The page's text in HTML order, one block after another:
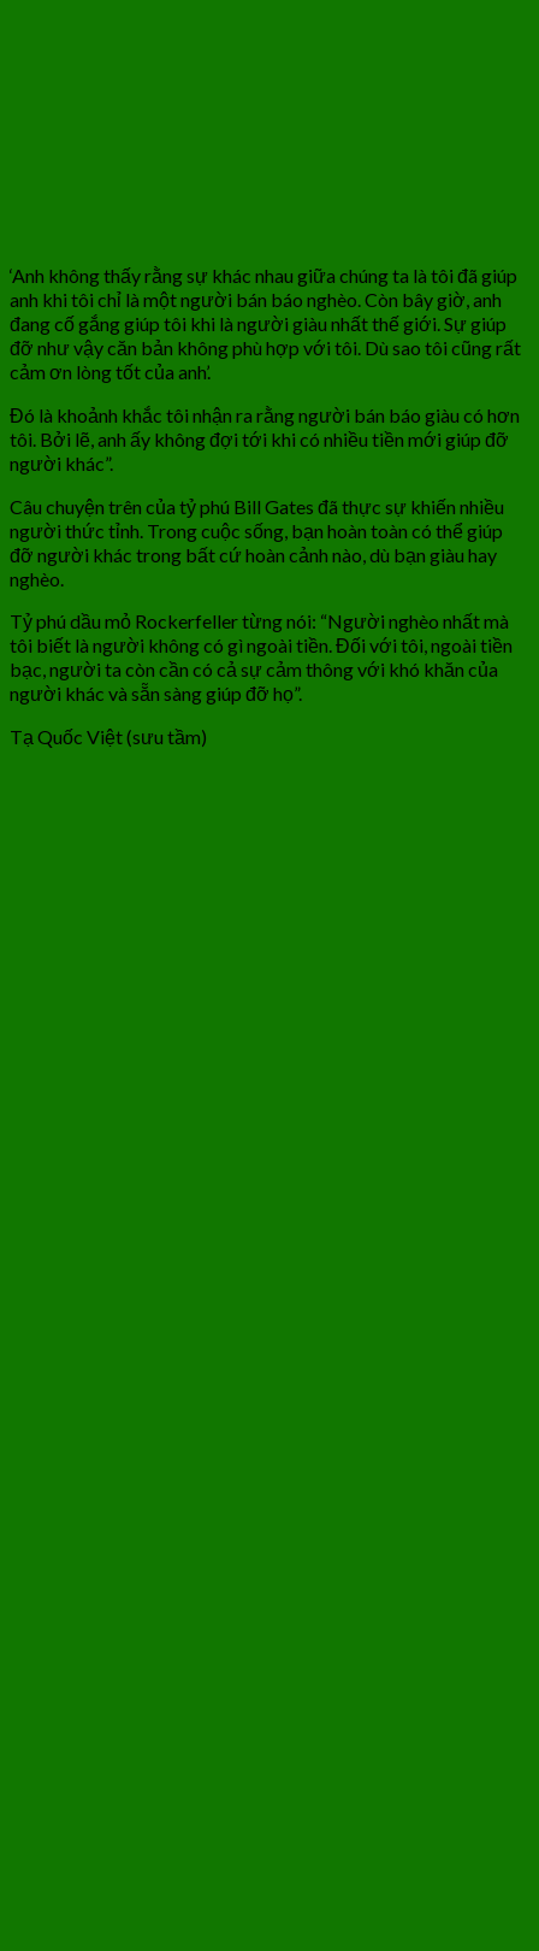
‘Anh không thấy rằng sự khác nhau giữa chúng ta là tôi đã giúp
anh khi tôi chỉ là một người bán báo nghèo. Còn bây giờ, anh
đang cố gắng giúp tôi khi là người giàu nhất thế giới. Sự giúp
đỡ như vậy căn bản không phù hợp với tôi. Dù sao tôi cũng rất
cảm ơn lòng tốt của anh’.
Đó là khoảnh khắc tôi nhận ra rằng người bán báo giàu có hơn
tôi. Bởi lẽ, anh ấy không đợi tới khi có nhiều tiền mới giúp đỡ
người khác”.
Câu chuyện trên của tỷ phú Bill Gates đã thực sự khiến nhiều
người thức tỉnh. Trong cuộc sống, bạn hoàn toàn có thể giúp
đỡ người khác trong bất cứ hoàn cảnh nào, dù bạn giàu hay
nghèo.
Tỷ phú dầu mỏ Rockerfeller từng nói: “Người nghèo nhất mà
tôi biết là người không có gì ngoài tiền. Đối với tôi, ngoài tiền
bạc, người ta còn cần có cả sự cảm thông với khó khăn của
người khác và sẵn sàng giúp đỡ họ”.
Tạ Quốc Việt (sưu tầm)